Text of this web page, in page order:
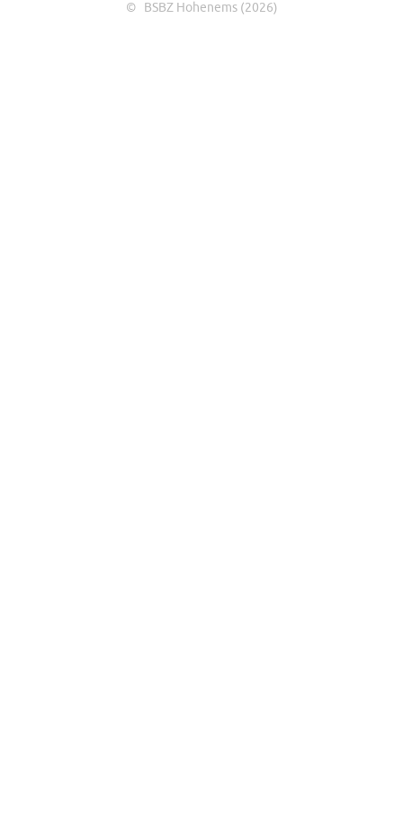
© BSBZ Hohenems (2026)